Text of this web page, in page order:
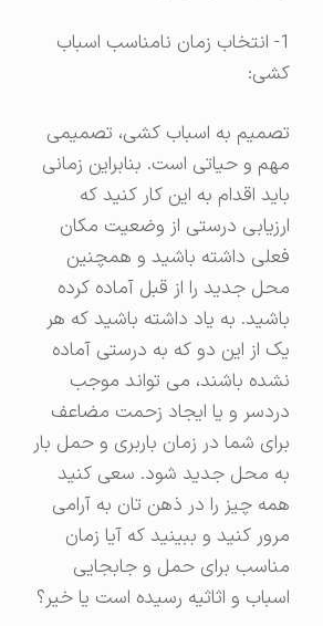
1- انتخاب زمان نامناسب اسباب
کشی:
تصمیم به اسباب کشی، تصمیمی
مهم و حیاتی است. بنابراین زمانی
باید اقدام به این کار کنید که
ارزیابی درستی از وضعیت مکان
فعلی داشته باشید و همچنین
محل جدید را از قبل آماده کرده
باشید. به یاد داشته باشید که هر
یک از این دو که به درستی آماده
نشده باشند، می تواند موجب
دردسر و یا ایجاد زحمت مضاعف
برای شما در زمان باربری و حمل بار
به محل جدید شود. سعی کنید
همه چیز را در ذهن تان به آرامی
مرور کنید و ببینید که آیا زمان
مناسب برای حمل و جابجایی
اسباب و اثاثیه رسیده است یا خیر؟